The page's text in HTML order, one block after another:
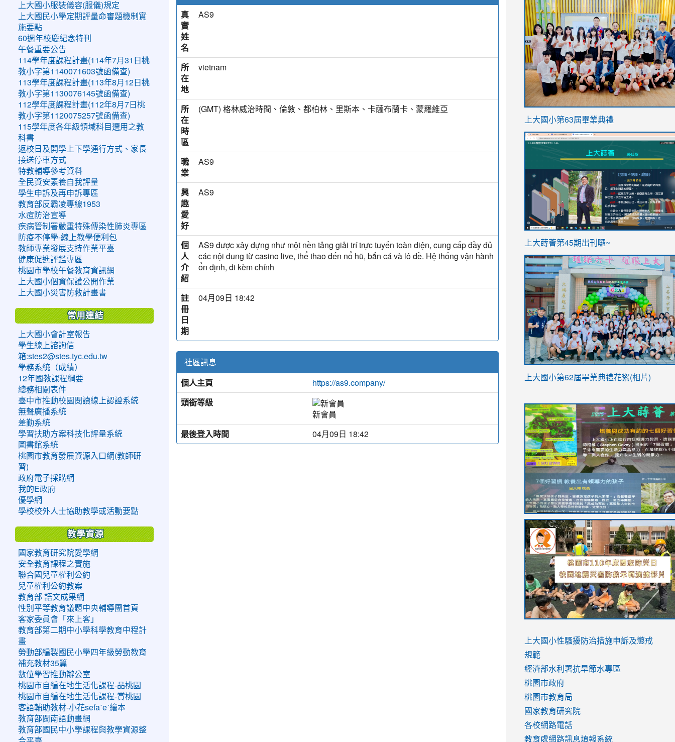
真
實
姓
名
AS9
所
在
地
vietnam
所
在
時
區
(GMT) 格林威治時間、倫敦、都柏林、里斯本、卡薩布蘭卡、蒙羅維亞
職
業
AS9
興
趣
愛
好
AS9
個
人
介
紹
AS9 được xây dựng như một nền tảng giải trí trực tuyến toàn diện, cung cấp đầy đủ
các nội dung từ casino live, thể thao đến nổ hũ, bắn cá và lô đề. Hệ thống vận hành
ổn định, đi kèm chính
註
冊
日
期
04月09日 18:42
社區訊息
個人主頁
https://as9.company/
頭銜等級
新會員
最後登入時間
04月09日 18:42
上大國小服裝儀容(服儀)規定
上大國民小學定期評量命審題機制實
施要點
60週年校慶紀念特刊
午餐重要公告
114學年度課程計畫(114年7月31日桃
教小字第1140071603號函備查)
113學年度課程計畫(113年8月12日桃
教小字第1130076145號函備查)
112學年度課程計畫(112年8月7日桃
教小字第1120075257號函備查)
115學年度各年級領域科目選用之教
科書
返校日及開學上下學通行方式、家長
接送停車方式
特教輔導參考資料
全民資安素養自我評量
學生申訴及再申訴專區
教育部反霸凌專線1953
水痘防治宣導
疾病管制署嚴重特殊傳染性肺炎專區
防疫不停學-線上教學便利包
教師專業發展支持作業平臺
健康促進評鑑專區
桃園市學校午餐教育資訊網
上大國小個資保護公開作業
上大國小災害防救計畫書
常用連結
上大國小會計室報告
學生線上諮詢信
箱:stes2@stes.tyc.edu.tw
學務系統（成績）
12年國教課程綱要
總務相關表件
臺中市推動校園閱讀線上認證系統
無聲廣播系統
差勤系統
學習扶助方案科技化評量系統
圖書館系統
桃園市教育發展資源入口網(教師研
習)
政府電子採購網
我的E政府
優學網
學校校外人士協助教學或活動要點
教學資源
國家教育研究院愛學網
安全教育課程之實施
聯合國兒童權利公約
兒童權利公約教案
教育部 語文成果網
性別平等教育議題中央輔導團首頁
客家委員會「來上客」
教育部第二期中小學科學教育中程計
畫
勞動部編製國民小學四年級勞動教育
補充教材35篇
數位學習推動辦公室
桃園市自編在地生活化課程-品桃園
桃園市自編在地生活化課程-賞桃園
客語輔助教材-小花sefaˊeˋ繪本
教育部閩南語動畫網
教育部國民中小學課程與教學資源整
link
https://sites.google.com/stes.tyc.edu.tw/
上大國小第63屆畢業典禮
link
ink
https://sites.google.com/stes.tyc.edu.tw/
link
https://sites.google.com/stes.tyc.edu.tw/
上大蒔薈第45期出刊囉~
link
YfDQppRvyMk686kIw6SBbssEIZ6WnT/
usp=sharing
上大國小第62屆畢業典禮花絮(相片)
to
https://drive.google.com/file/d/1I-
YfDQppRvyMk686kIw6SBbssEIZ6WnT/
usp=sharing
to
https://sites.google.com/stes.tyc.edu.tw/
link
to
https://sites.google.com/stes.tyc.edu.tw/
link
to
https://drive.google.com/file/d/
usp=sharing
link
to
https://youtu.be/jJOMVWY3-
8M
link
to
https://drive.google.com/file/d/
usp=sharing
to
https://www.youtube.com/watch?
v=hC_gdZndU9s
to
https://www.youtube.com/watch?
v=hC_gdZndU9s
link
to
https://www.youtube.com/watch?
v=mfpNykQ0g4M
上大國小性騷擾防治措施申訴及懲戒
規範
經濟部水利署抗旱節水專區
桃園市政府
桃園市教育局
國家教育研究院
各校網路電話
教育處網路訊息填報系統